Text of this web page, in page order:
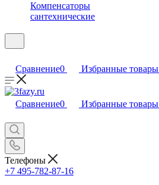
Компенсаторы
сантехнические
Сравнение0 Избранные товары
Сравнение0 Избранные товары
Телефоны
+7 495-782-87-16